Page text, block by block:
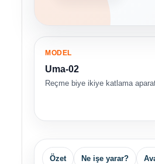
MODEL
Uma-02
Reçme biye ikiye katlama
Özet Ne işe yarar?